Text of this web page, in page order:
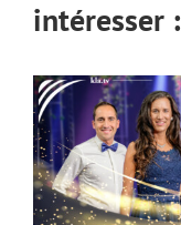
intéresser :